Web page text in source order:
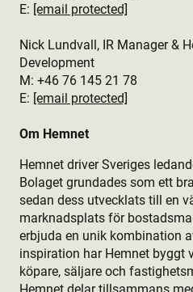
E: [email protected]
Nick Lundvall, IR Manager &
Development
M: +46 76 145 21 78
E: [email protected]
Om Hemnet
Hemnet driver Sveriges
Bolaget grundades som ett
sedan dess utvecklats till en
marknadsplats för
erbjuda en unik kombination
inspiration har Hemnet byggt
köpare, säljare och